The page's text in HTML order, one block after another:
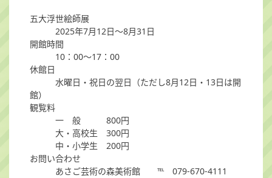
五大浮世絵師展
2025年7月12日～8月31日
開館時間
10：00～17：00
休館日
水曜日・祝日の翌日（ただし8月12日・13日は開
館）
観覧料
一 般 800円
大・高校生 300円
中・小学生 200円
お問い合わせ
あさご芸術の森美術館 ℡ 079-670-4111